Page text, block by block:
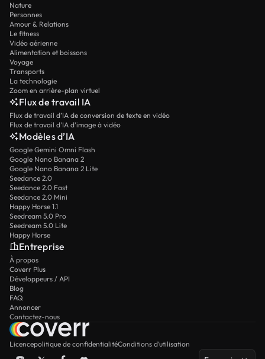
Nature
Personnes
Amour & Relations
Le fitness
Vidéo aérienne
Alimentation et boissons
Voyage
Transports
La technologie
Zoom en arrière-plan virtuel
Flux de travail IA
Flux de travail d’IA de conversion de texte en vidéo
Flux de travail d’IA d’image à vidéo
Modèles d’IA
Google Gemini Omni Flash
Google Nano Banana 2
Google Nano Banana 2 Lite
Seedance 2.0
Seedance 2.0 Fast
Seedance 2.0 Mini
Happy Horse 1.1
Seedream 5.0 Pro
Seedream 5.0 Lite
Happy Horse
Entreprise
À propos
Coverr Plus
Développeurs / API
Blog
FAQ
Annoncer
Contactez-nous
Licencepolitique de confidentialitéConditions d’utilisation